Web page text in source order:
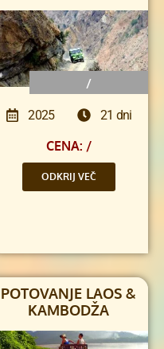
/
2025 21 dni
CENA: /
ODKRIJ VEČ
POTOVANJE LAOS &
KAMBODŽA